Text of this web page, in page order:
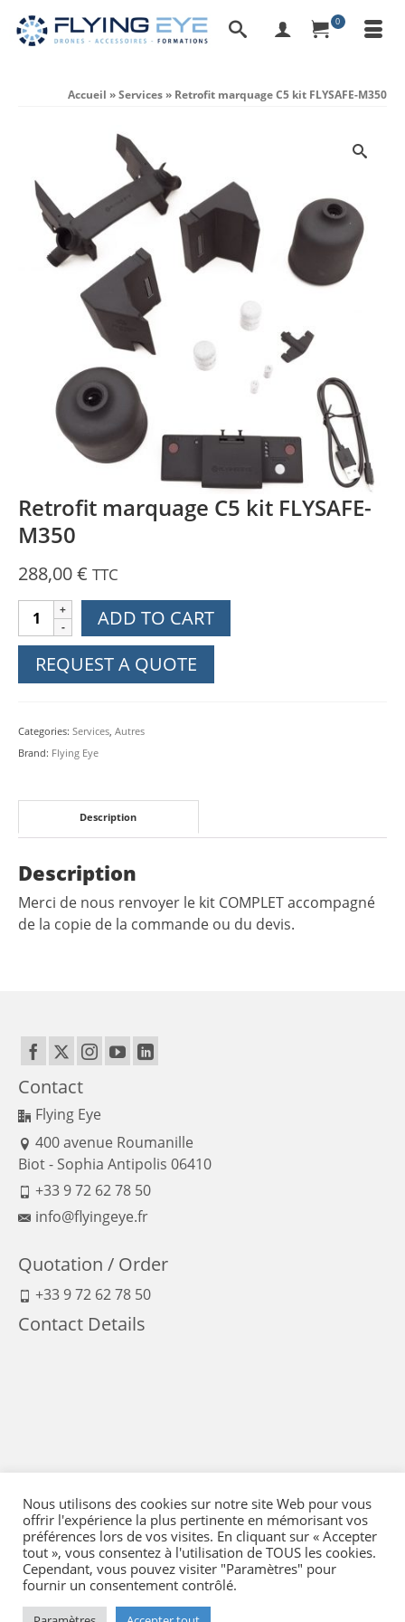
0
Accueil »Services» Retrofit marquage C5 kit FLYSAFE-M350
Retrofit marquage C5 kit FLYSAFE-
M350
288,00€ TTC
Retrofit
marquage
quantity
ADD TO CART
REQUEST A QUOTE
Categories: Services, Autres
Brand: Flying Eye
Description
Description
Merci de nous renvoyer le kit COMPLET accompagné
de la copie de la commande ou du devis.
Contact
Flying Eye
400 avenue Roumanille
Biot - Sophia Antipolis 06410
+33 9 72 62 78 50
info@flyingeye.fr
Quotation / Order
+33 9 72 62 78 50
Contact Details
Legal Notice-Terms of Sales-Politique de confidentialité
Nous utilisons des cookies sur notre site Web pour vous
offrir l'expérience la plus pertinente en mémorisant vos
préférences lors de vos visites. En cliquant sur « Accepter
tout », vous consentez à l'utilisation de TOUS les cookies.
Cependant, vous pouvez visiter "Paramètres" pour
fournir un consentement contrôlé.